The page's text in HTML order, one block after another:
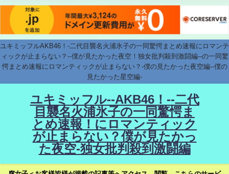
ユキミッフルAKB46！-二代目襲名火浦氷子の一同驚愕まとめ速報にロマンテ
ィックが止まらない？--僕が見たかった夜空！独女批判殺到激闘編--の一同驚
愕まとめ速報にロマンティックが止まらない？-僕の見たかった夜空編--僕の
見たかった星空編-
ユキミッフル--AKB46！--二代
目襲名火浦氷子の一同驚愕ま
とめ速報！にロマンティック
が止まらない？僕が見たかっ
た夜空-独女批判殺到激闘編